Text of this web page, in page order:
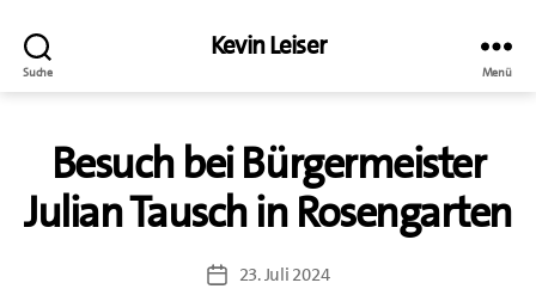
Suche
Kevin Leiser
Menü
Besuch bei Bürgermeister
Julian Tausch in Rosengarten
Veröffentlichungsdatum
23. Juli 2024